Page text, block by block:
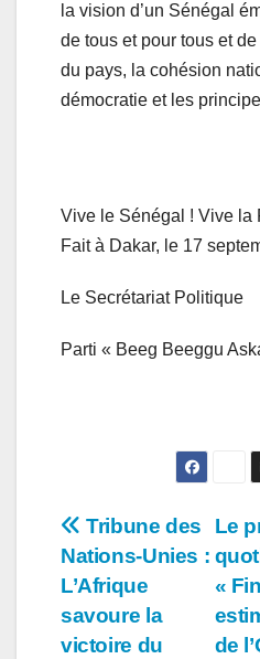
la vision d’un Sénégal
de tous et pour tous et
du pays, la cohésion
démocratie et les
Vive le Sénégal ! Vive la
Fait à Dakar, le 17
Le Secrétariat Politique
Parti « Beeg Beeggu
Navigation
de
l’article
Le
«
de
Tribune des
Nations-Unies :
L’Afrique
savoure la
victoire du